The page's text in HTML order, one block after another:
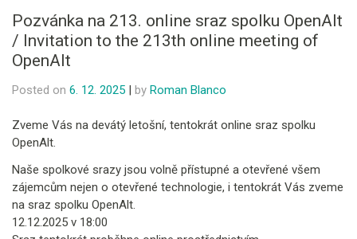
Pozvánka na 213. online sraz spolku OpenAlt
/ Invitation to the 213th online meeting of
OpenAlt
Posted on 6. 12. 2025 | by Roman Blanco
Zveme Vás na devátý letošní, tentokrát online sraz spolku
OpenAlt.
Naše spolkové srazy jsou volně přístupné a otevřené všem
zájemcům nejen o otevřené technologie, i tentokrát Vás zveme
na sraz spolku OpenAlt.
12.12.2025 v 18:00